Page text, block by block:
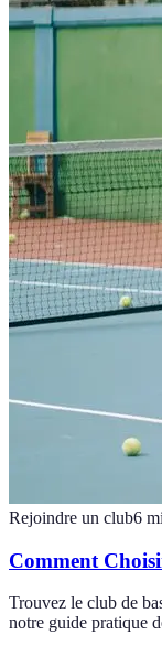
Rejoindre un club6
Comment
Trouvez le club de
notre guide pratique